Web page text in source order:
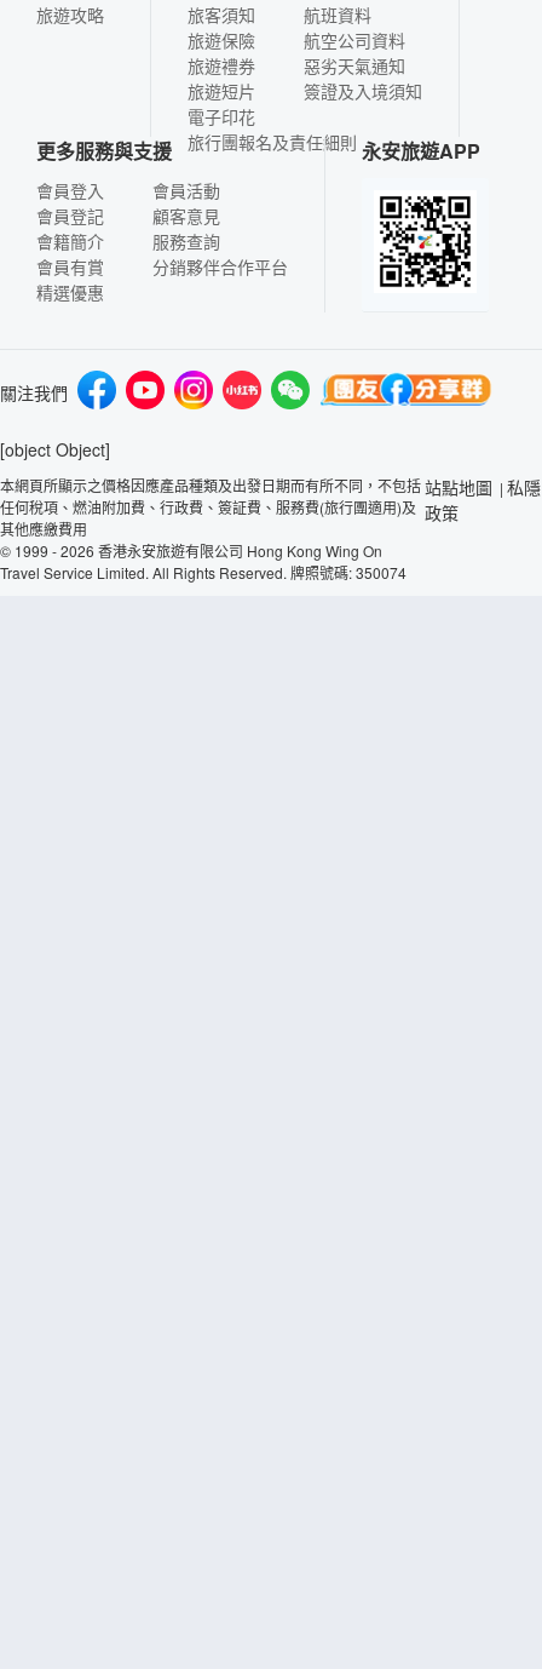
旅遊攻略
旅客須知
旅遊保險
旅遊禮券
旅遊短片
電子印花
航班資料
航空公司資料
惡劣天氣通知
簽證及入境須知
旅行團報名及責任細則
更多服務與支援
會員登入
會員登記
會籍簡介
會員有賞
精選優惠
會員活動
顧客意見
服務查詢
分銷夥伴合作平台
永安旅遊APP
關注我們
[object Object]
本網頁所顯示之價格因應產品種類及出發日期而有所不同，不包括
任何稅項、燃油附加費、行政費、簽証費、服務費(旅行團適用)及
其他應繳費用
© 1999 - 2026 香港永安旅遊有限公司 Hong Kong Wing On
Travel Service Limited. All Rights Reserved. 牌照號碼: 350074
站點地圖 | 私隱
政策